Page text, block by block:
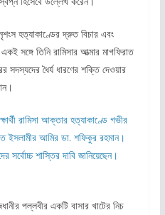
হত্যাকাণ্ডের দ্রুত বিচার এবং
সঙ্গে তিনি রামিসার আত্মার মাগফিরাত
ধৈর্য ধারণের শক্তি দেওয়ার
রামিসা আক্তার হত্যাকাণ্ডে গভীর
ইসলামীর আমির ডা. শফিকুর রহমান।
সর্বোচ্চ শাস্তির দাবি জানিয়েছেন।
পল্লবীর একটি বাসার খাটের নিচ